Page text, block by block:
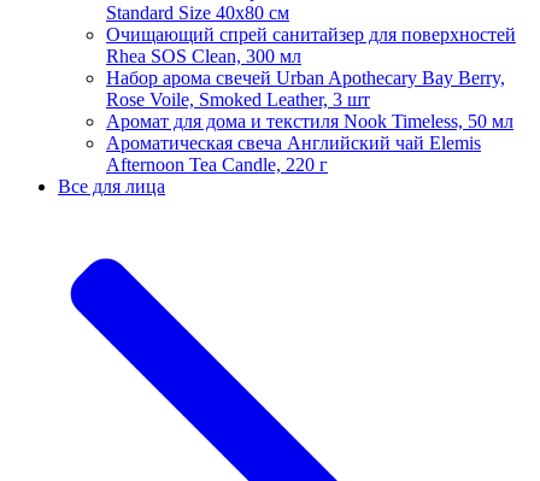
Standard Size 40x80 см
Очищающий спрей санитайзер для поверхностей
Rhea SOS Clean, 300 мл
Набор арома свечей Urban Apothecary Bay Berry,
Rose Voile, Smoked Leather, 3 шт
Аромат для дома и текстиля Nook Timeless, 50 мл
Ароматическая свеча Английский чай Elemis
Afternoon Tea Candle, 220 г
Все для лица